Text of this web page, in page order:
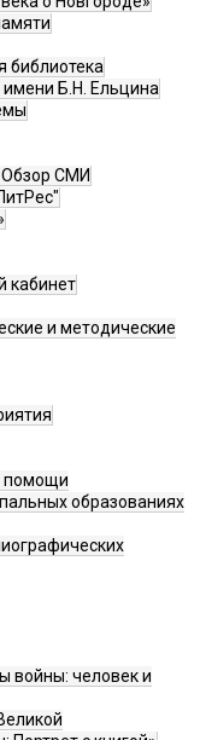
библиотека
имени Б.Н. Ельцина
Обзор СМИ
кабинет
и методические
помощи
образованиях
войны: человек и